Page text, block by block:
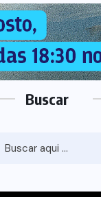
Buscar